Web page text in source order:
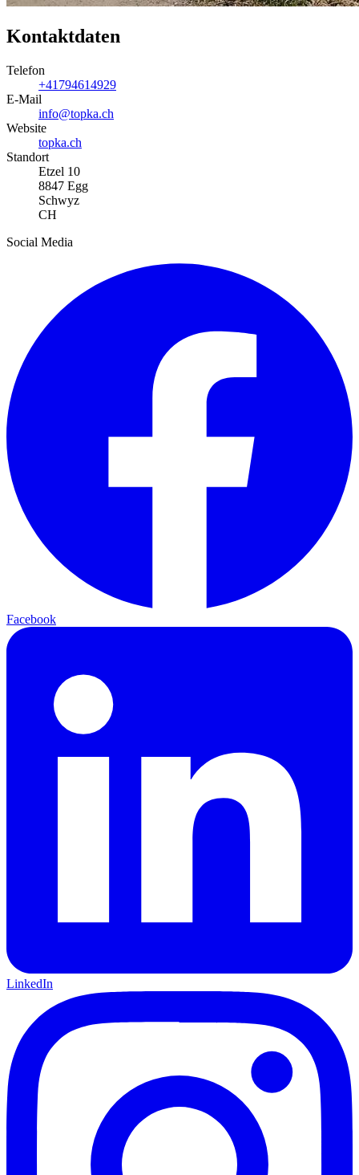
Kontaktdaten
Telefon
+41794614929
E-Mail
info@topka.ch
Website
topka.ch
Standort
Etzel 10
8847 Egg
Schwyz
CH
Social Media
Facebook
LinkedIn